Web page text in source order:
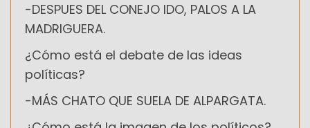
-DESPUES DEL CONEJO IDO, PALOS A LA
MADRIGUERA.
¿Cómo está el debate de las ideas
políticas?
-MÁS CHATO QUE SUELA DE ALPARGATA.